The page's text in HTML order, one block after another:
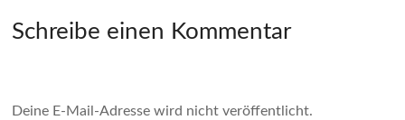
Schreibe einen Kommentar
Deine E-Mail-Adresse wird nicht veröffentlicht.